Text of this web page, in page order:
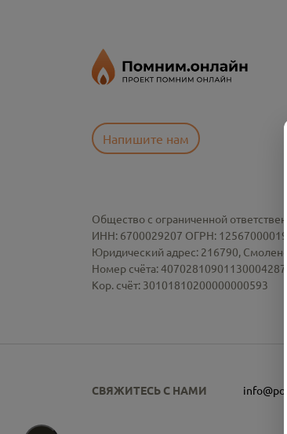
Напишите нам
Общество с ограниченной
ИНН: 6700029207 ОГРН:
Юридический адрес: 216790,
Номер счёта:
Кор. счёт: 30101810200000000593
СВЯЖИТЕСЬ С НАМИ